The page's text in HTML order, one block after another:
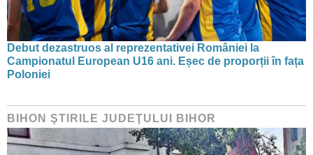
Debut dezastruos al reprezentativei României la
Campionatul European U16 ani. Eșec de proporții în fața
Poloniei
BIHON ŞTIRILE JUDEŢULUI BIHOR